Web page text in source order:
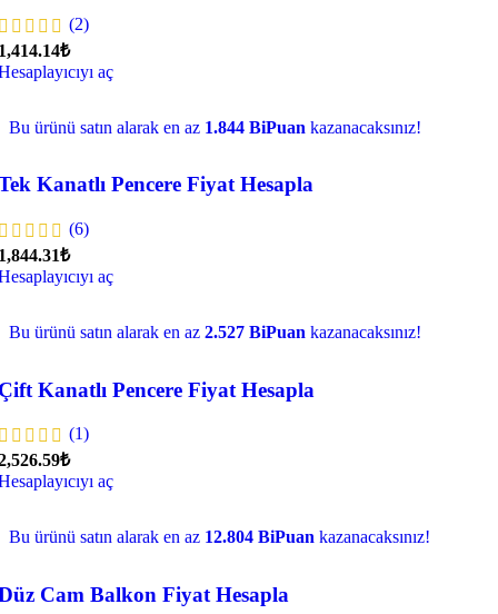
(2)
aç
Bu ürünü satın alarak en az 1.844 BiPuan kazanacaksınız!
Kanatlı Pencere Fiyat Hesapla
(6)
aç
Bu ürünü satın alarak en az 2.527 BiPuan kazanacaksınız!
Kanatlı Pencere Fiyat Hesapla
(1)
aç
Bu ürünü satın alarak en az 12.804 BiPuan kazanacaksınız!
Cam Balkon Fiyat Hesapla